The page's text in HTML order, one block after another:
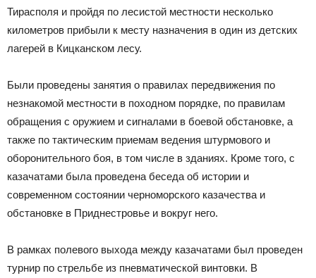
Тирасполя и пройдя по лесистой местности несколько
километров прибыли к месту назначения в один из детских
лагерей в Кицканском лесу.
Были проведены занятия о правилах передвижения по
незнакомой местности в походном порядке, по правилам
обращения с оружием и сигналами в боевой обстановке, а
также по тактическим приемам ведения штурмового и
оборонительного боя, в том числе в зданиях. Кроме того, с
казачатами была проведена беседа об истории и
современном состоянии черноморского казачества и
обстановке в Приднестровье и вокруг него.
В рамках полевого выхода между казачатами был проведен
турнир по стрельбе из пневматической винтовки. В